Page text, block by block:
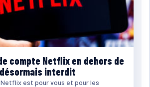
compte Netflix en dehors de
interdit
est pour vous et pour les